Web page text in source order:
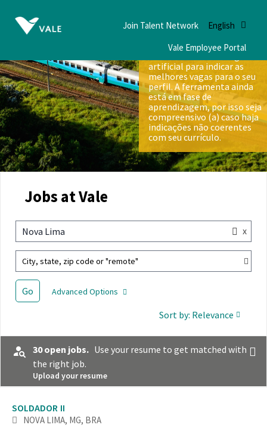
English
Join Talent Network
Vale Employee Portal
Nós utilizamos inteligência
artificial para indicar as
melhores vagas para o seu
perfil. A ferramenta ainda
está em fase de
aprendizagem, por isso seja
compreensivo (a) caso haja
indicações não coerentes
com seu currículo.
Jobs at Vale
Nova Lima x
City, state, zip code or "remote"
Go Advanced Options
Sort by: Relevance
30 open jobs. Use your resume to get matched with
the right job.
Upload your resume
SOLDADOR II
NOVA LIMA, MG, BRA